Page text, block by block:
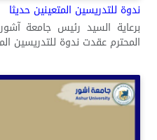
ندوة للتدريسين المتعينين حديثا
برعاية السيد رئيس جامعة
المحترم عقدت ندوة للتدريسين